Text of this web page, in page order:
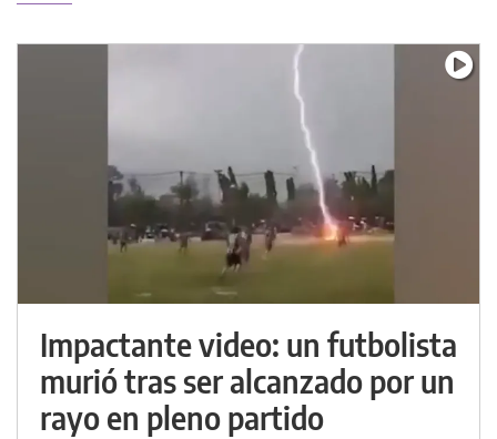
Impactante video: un futbolista
murió tras ser alcanzado por un
rayo en pleno partido